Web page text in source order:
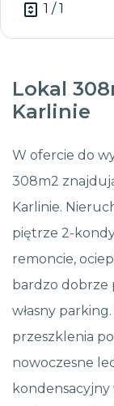
1 / 1
Lokal
Karlinie
W ofercie do
308m2
Karlinie.
piętrze 2-
remoncie,
bardzo dobrze
własny
przeszklenia po
nowoczesne
kondensacyjny